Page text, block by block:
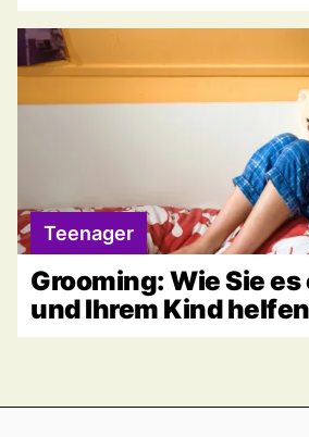
Teenager
Grooming: Wie Sie
und Ihrem Kind